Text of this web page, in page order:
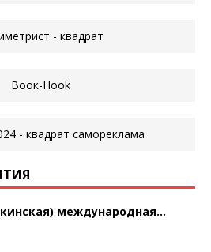
международная...